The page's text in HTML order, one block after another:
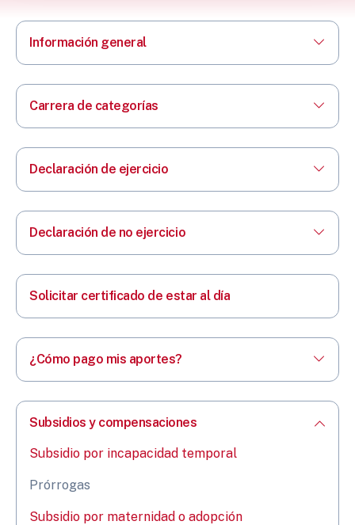
Información general
Carrera de categorías
Declaración de ejercicio
Declaración de no ejercicio
Solicitar certificado de estar al día
¿Cómo pago mis aportes?
Subsidios y compensaciones
Subsidio por incapacidad temporal
Prórrogas
Subsidio por maternidad o adopción